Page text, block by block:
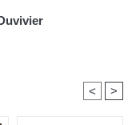
< >